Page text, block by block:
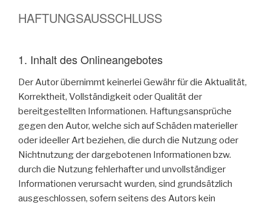
HAFTUNGSAUSSCHLUSS
1. Inhalt des Onlineangebotes
Der Autor übernimmt keinerlei Gewähr für die Aktualität,
Korrektheit, Vollständigkeit oder Qualität der
bereitgestellten Informationen. Haftungsansprüche
gegen den Autor, welche sich auf Schäden materieller
oder ideeller Art beziehen, die durch die Nutzung oder
Nichtnutzung der dargebotenen Informationen bzw.
durch die Nutzung fehlerhafter und unvollständiger
Informationen verursacht wurden, sind grundsätzlich
ausgeschlossen, sofern seitens des Autors kein